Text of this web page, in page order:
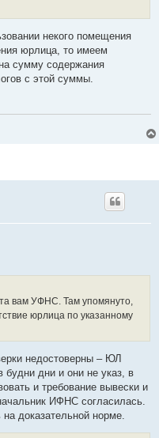
некого помещения
юрлица, то имеем
сумму содержания
с этой суммы.
вам УФНС. Там упомянуто,
юрлица по указанному
недостоверны – ЮЛ
будни дни и они не указ, в
и требование вывески и
ИФНС согласилась.
доказательной норме.